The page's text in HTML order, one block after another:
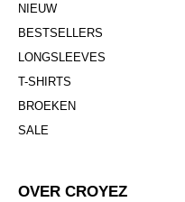
NIEUW
BESTSELLERS
LONGSLEEVES
T-SHIRTS
BROEKEN
SALE
OVER CROYEZ